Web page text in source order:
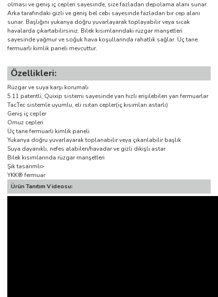
olması ve geniş iç cepleri sayesinde, size fazladan depolama alanı sunar.
Arka tarafındaki gizli ve geniş bel cebi sayesinde fazladan bir cep alanı
sunar. Başlığını yukarıya doğru yuvarlayarak toplayabilir veya sıcak
havalarda çıkartabilirsiniz. Bilek kısımlarındaki rüzgar manşetleri
sayesinde yağmur ve soğuk hava koşullarında rahatlık sağlar. Üç tane
fermuarlı kimlik paneli mevcuttur.
Özellikleri:
Rüzgar ve suya karşı korumalı
5.11 patentli, Quixip sistemi sayesinde yan hızlı erişilebilen yan fermuarlar
TacTec sistemle uyumlu, eli ısıtan cepler(iç kısımları astarlı)
Geniş iç cepler
Omuz cepleri
Üç tane fermuarlı kimlik paneli
Yukarıya doğru yuvarlayarak toplanabilir veya çıkarılabilir başlık
Suya dayanıklı, nefes alabilen/havadar ve gizli dikişli astar
Bilek kısımlarında rüzgar manşetleri
Şık tasarımlı>
YKK® fermuar
Ürün Tanıtım Videosu: